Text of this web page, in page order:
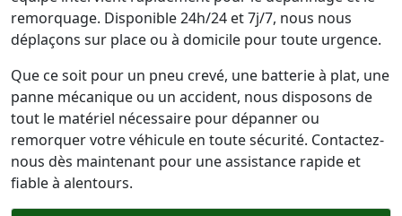
remorquage. Disponible 24h/24 et 7j/7, nous nous
déplaçons sur place ou à domicile pour toute urgence.
Que ce soit pour un pneu crevé, une batterie à plat, une
panne mécanique ou un accident, nous disposons de
tout le matériel nécessaire pour dépanner ou
remorquer votre véhicule en toute sécurité. Contactez-
nous dès maintenant pour une assistance rapide et
fiable à alentours.